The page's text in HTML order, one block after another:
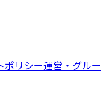
ポリシー運営・グルー